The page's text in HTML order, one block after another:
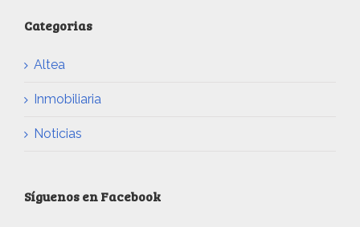
Categorias
Altea
Inmobiliaria
Noticias
Síguenos en Facebook